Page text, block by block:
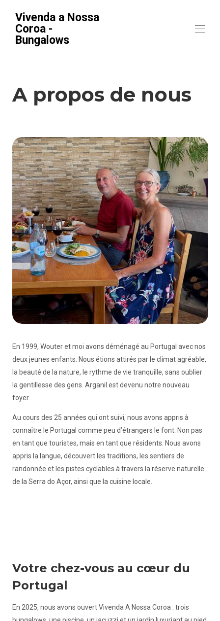
Vivenda a Nossa
Coroa -
Bungalows
A propos
A propos de nous
En 1999, Wouter et moi avons déménagé au Portugal avec nos
deux jeunes enfants. Nous étions attirés par le climat agréable,
la beauté de la nature, le rythme de vie tranquille, sans oublier
la gentillesse des gens. Arganil est devenu notre nouveau
foyer.
Au cours des 25 années qui ont suivi, nous avons appris à
connaître le Portugal comme peu d’étrangers le font. Non pas
en tant que touristes, mais en tant que résidents. Nous avons
appris la langue, découvert les traditions, les sentiers de
randonnée et les pistes cyclables à travers la réserve naturelle
de la Serra do Açor, ainsi que la cuisine locale.
Votre chez-vous au cœur du
Portugal
En 2025, nous avons ouvert Vivenda A Nossa Coroa : trois